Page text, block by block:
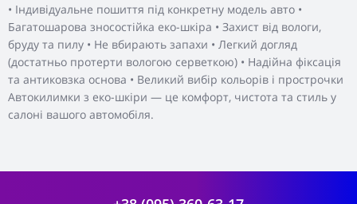
• Індивідуальне пошиття під конкретну модель авто •
Багатошарова зносостійка еко-шкіра • Захист від вологи,
бруду та пилу • Не вбирають запахи • Легкий догляд
(достатньо протерти вологою серветкою) • Надійна фіксація
та антиковзка основа • Великий вибір кольорів і прострочки
Автокилимки з еко-шкіри — це комфорт, чистота та стиль у
салоні вашого автомобіля.